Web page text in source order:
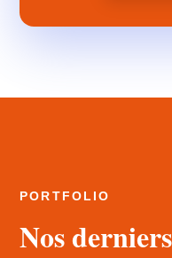
PORTFOLIO
Nos